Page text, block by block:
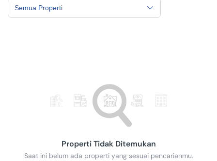
Semua Properti
Properti Tidak Ditemukan
Saat ini belum ada properti yang sesuai pencarianmu.